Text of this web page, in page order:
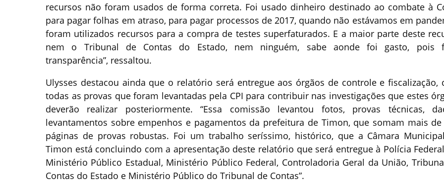
recursos não foram usados de forma correta. Foi usado dinheiro destinado ao combate à
para pagar folhas em atraso, para pagar processos de 2017, quando não estávamos em
foram utilizados recursos para a compra de testes superfaturados. E a maior parte deste
nem o Tribunal de Contas do Estado, nem ninguém, sabe aonde foi gasto, pois
transparência”, ressaltou.
Ulysses destacou ainda que o relatório será entregue aos órgãos de controle e fiscalização,
todas as provas que foram levantadas pela CPI para contribuir nas investigações que estes
deverão realizar posteriormente. “Essa comissão levantou fotos, provas técnicas,
levantamentos sobre empenhos e pagamentos da prefeitura de Timon, que somam mais de
páginas de provas robustas. Foi um trabalho seríssimo, histórico, que a Câmara
Timon está concluindo com a apresentação deste relatório que será entregue à Polícia
Ministério Público Estadual, Ministério Público Federal, Controladoria Geral da União,
Contas do Estado e Ministério Público do Tribunal de Contas”.